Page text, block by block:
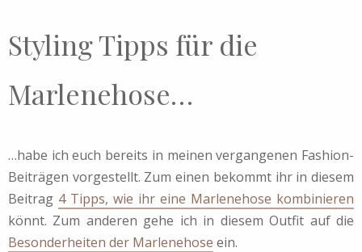
Styling Tipps für die
Marlenehose…
…habe ich euch bereits in meinen vergangenen Fashion-
Beiträgen vorgestellt. Zum einen bekommt ihr in diesem
Beitrag 4 Tipps, wie ihr eine Marlenehose kombinieren
könnt. Zum anderen gehe ich in diesem Outfit auf die
Besonderheiten der Marlenehose ein.